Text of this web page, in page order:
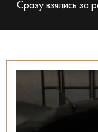
Сразу взялись за